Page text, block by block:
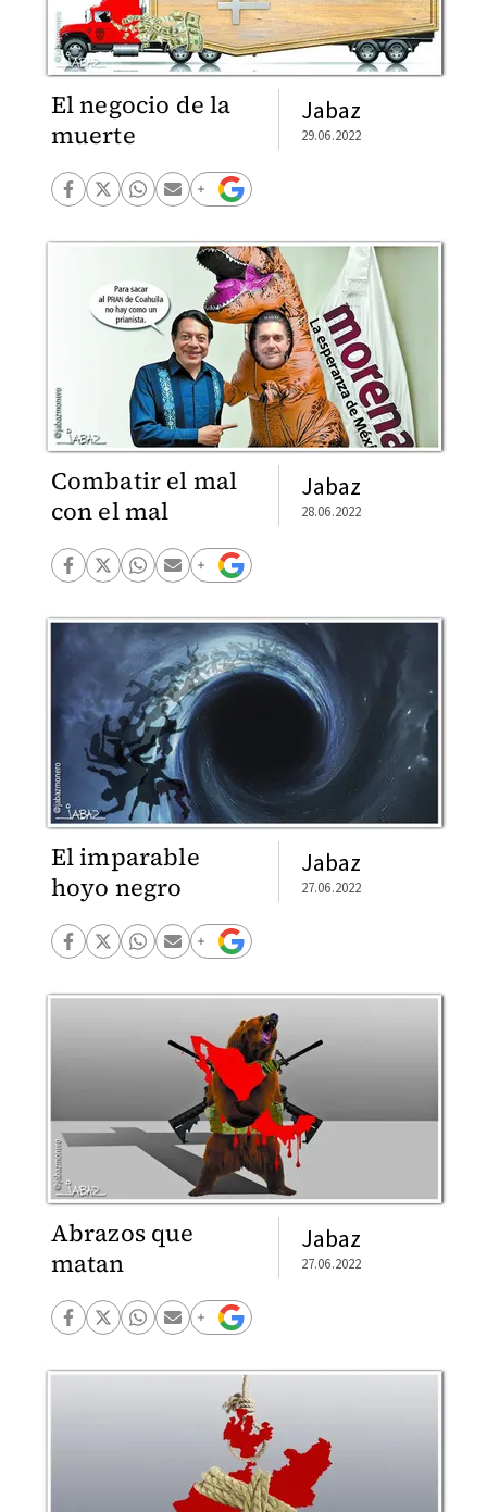
El negocio de la
muerte
Jabaz
29.06.2022
Combatir el mal
con el mal
Jabaz
28.06.2022
El imparable
hoyo negro
Jabaz
27.06.2022
Abrazos que
matan
Jabaz
27.06.2022